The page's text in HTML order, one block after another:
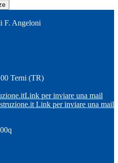
F. Angeloni
Terni (TR)
Link per inviare una mail
Link per inviare una mail